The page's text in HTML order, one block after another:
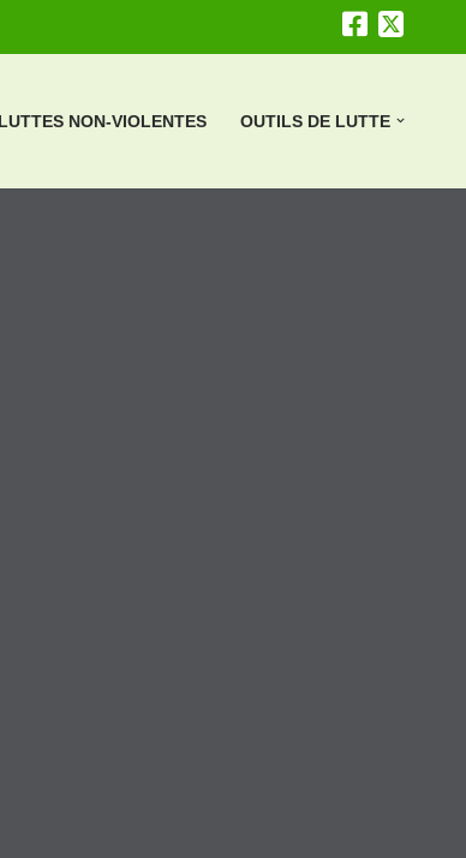
LUTTES NON-VIOLENTES OUTILS DE LUTTE